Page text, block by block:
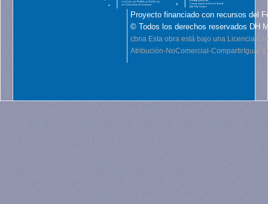
Proyecto financiado con recursos del
© Todos los derechos reservados DH
cbna Esta obra está bajo una Licencia
Atribución-NoComercial-CompartirIgual